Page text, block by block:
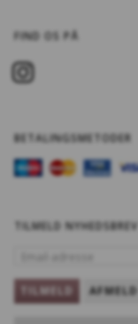
FIND OS PÅ
BETALINGSMETODER
TILMELD NYHEDSBREV
TILMELD AFMELD